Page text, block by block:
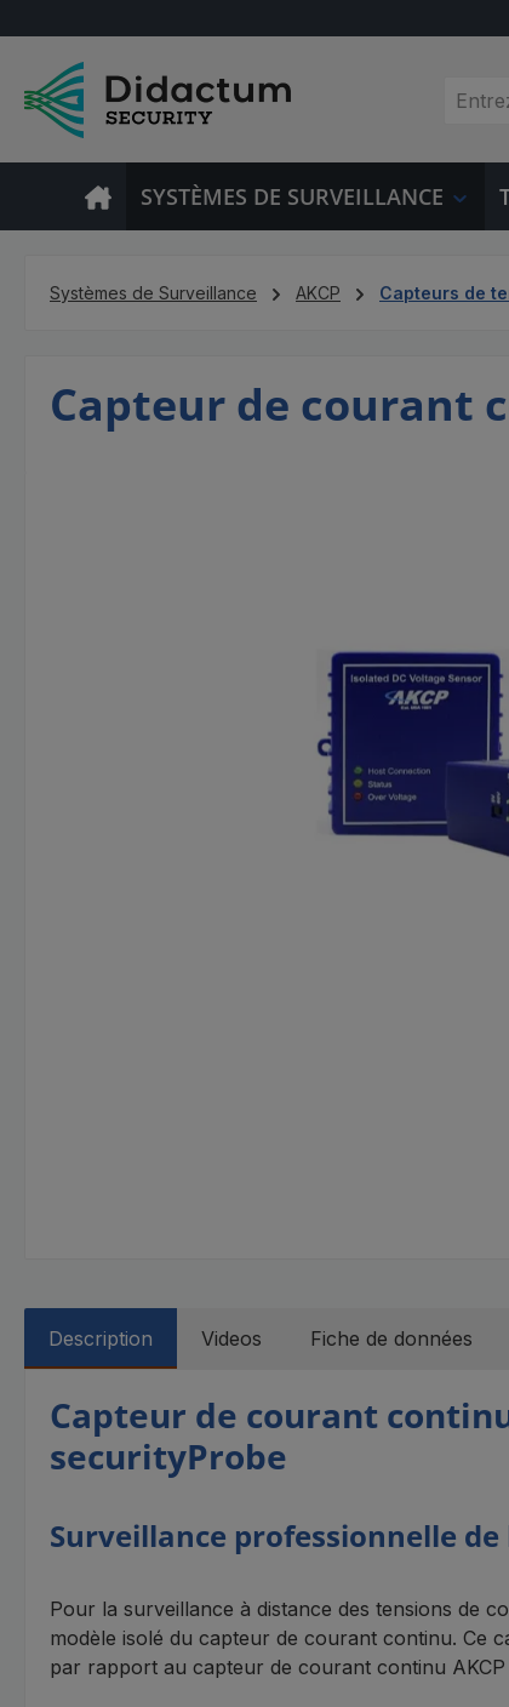
SYSTÈMES DE SURVEILLANCE
Systèmes de Surveillance AKCP Capteurs de
Capteur de courant
Description Videos Fiche de données
Capteur de courant
securityProbe
Surveillance professionnelle
Pour la surveillance à distance des tensions de
modèle isolé du capteur de courant continu.
par rapport au capteur de courant continu